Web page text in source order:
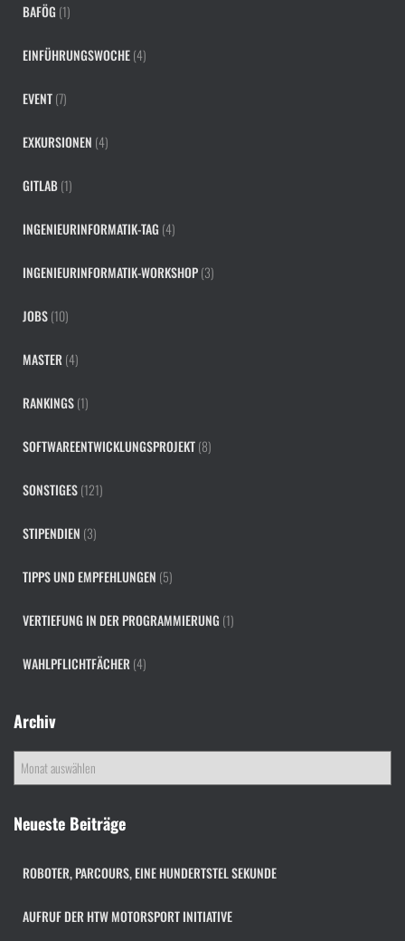
BAFÖG (1)
EINFÜHRUNGSWOCHE(4)
EVENT(7)
EXKURSIONEN (4)
GITLAB(1)
INGENIEURINFORMATIK-TAG (4)
INGENIEURINFORMATIK-WORKSHOP(3)
JOBS(10)
MASTER (4)
RANKINGS(1)
SOFTWAREENTWICKLUNGSPROJEKT(8)
SONSTIGES(121)
STIPENDIEN (3)
TIPPS UND EMPFEHLUNGEN (5)
VERTIEFUNG IN DER PROGRAMMIERUNG (1)
WAHLPFLICHTFÄCHER (4)
Archiv
h
Neueste Beiträge
ROBOTER, PARCOURS, EINE HUNDERTSTEL SEKUNDE
AUFRUF DER HTW MOTORSPORT INITIATIVE